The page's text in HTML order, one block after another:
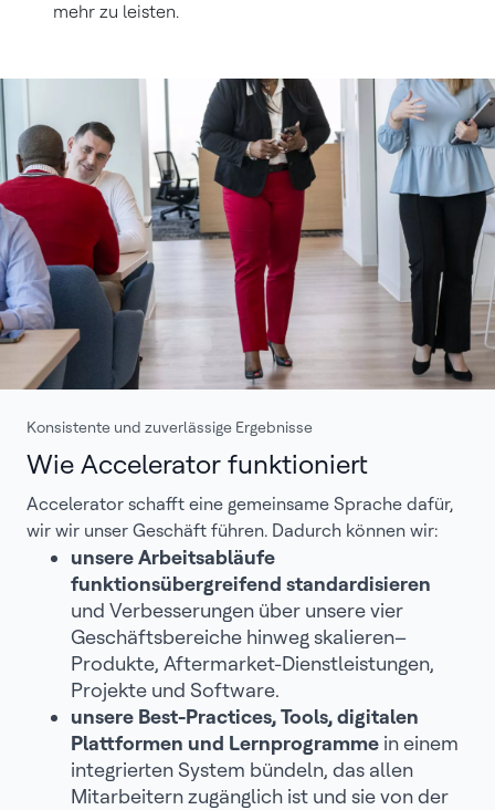
mehr zu leisten.
Konsistente und zuverlässige Ergebnisse
Wie Accelerator funktioniert
Accelerator schafft eine gemeinsame Sprache dafür,
wir wir unser Geschäft führen. Dadurch können wir:
unsere Arbeitsabläufe
funktionsübergreifend standardisieren
und Verbesserungen über unsere vier
Geschäftsbereiche hinweg skalieren–
Produkte, Aftermarket-Dienstleistungen,
Projekte und Software.
unsere Best-Practices, Tools, digitalen
Plattformen und Lernprogramme in einem
integrierten System bündeln, das allen
Mitarbeitern zugänglich ist und sie von der